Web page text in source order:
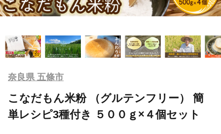
奈良県 五條市
こなだもん米粉 （グルテンフリー） 簡
単レシピ3種付き ５００ｇ×４個セット